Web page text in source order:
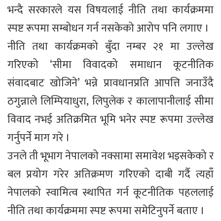
भन्दै सरकारले यस विषयलाई नीति तथा कार्यक्रममा
स्पष्ट रूपमा सम्बोधन गर्न नसकेको आरोप पनि लगाए ।
नीति तथा कार्यक्रमको बुँदा नम्बर २१ मा उल्लेख
गरिएको ‘सीमा विवादको समाधान कूटनीतिक
संवादबाट खोजिने’ भन्ने प्रावधानप्रति आपत्ति जनाउँदै
ठगुन्नाले लिम्पियाधुरा, लिपुलेक र कालापानीलाई सीमा
विवाद नभई अतिक्रमित भूमि भनेर स्पष्ट रूपमा उल्लेख
गर्नुपर्ने माग गरे ।
उनले ती भूभाग नेपालको नक्सामा समावेश भइसकेको र
बल प्रयोग गरेर अतिक्रमण गरिएको दाबी गर्दै त्यहाँ
नेपालको स्वामित्व स्थापित गर्न कूटनीतिक पहललाई
नीति तथा कार्यक्रममा स्पष्ट रूपमा समेटिनुपर्ने बताए ।